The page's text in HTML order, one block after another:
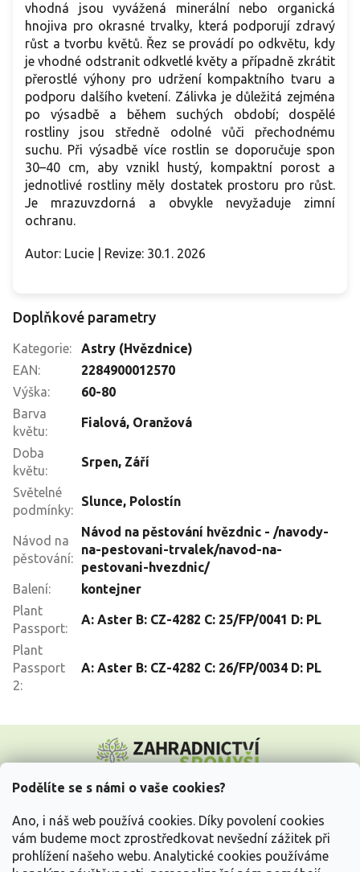
Podělíte se s námi o vaše cookies?
Ano, i náš web používá cookies. Díky povolení cookies
vám budeme moct zprostředkovat nevšední zážitek při
prohlížení našeho webu. Analytické cookies používáme
vhodná jsou vyvážená minerální nebo organická
hnojiva pro okrasné trvalky, která podporují zdravý
růst a tvorbu květů. Řez se provádí po odkvětu, kdy
je vhodné odstranit odkvetlé květy a případně zkrátit
přerostlé výhony pro udržení kompaktního tvaru a
podporu dalšího kvetení. Zálivka je důležitá zejména
po výsadbě a během suchých období; dospělé
rostliny jsou středně odolné vůči přechodnému
suchu. Při výsadbě více rostlin se doporučuje spon
30–40 cm, aby vznikl hustý, kompaktní porost a
jednotlivé rostliny měly dostatek prostoru pro růst.
Je mrazuvzdorná a obvykle nevyžaduje zimní
ochranu.
Autor: Lucie | Revize: 30.1. 2026
Doplňkové parametry
Kategorie:
Astry (Hvězdnice)
EAN:
2284900012570
Výška:
60-80
Barva
květu:
Fialová, Oranžová
Doba
květu:
Srpen, Září
Světelné
podmínky:
Slunce, Polostín
Návod na
pěstování:
Návod na pěstování hvězdnic - /navody-
na-pestovani-trvalek/navod-na-
pestovani-hvezdnic/
Balení:
kontejner
Plant
Passport:
A: Aster B: CZ-4282 C: 25/FP/0041 D: PL
Plant
Passport
2:
A: Aster B: CZ-4282 C: 26/FP/0034 D: PL
p
Vše o nákupu
Informace pro Vás